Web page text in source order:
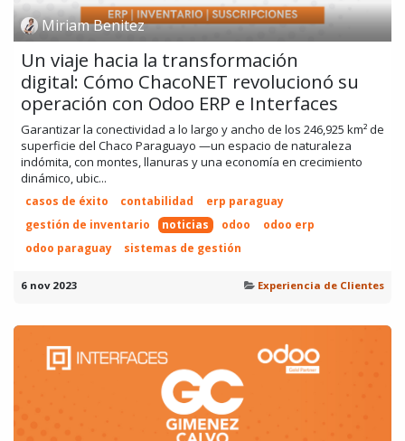
Miriam Benitez
Un viaje hacia la transformación
digital: Cómo ChacoNET revolucionó su
operación con Odoo ERP e Interfaces
Garantizar la conectividad a lo largo y ancho de los 246,925 km² de
superficie del Chaco Paraguayo —un espacio de naturaleza
indómita, con montes, llanuras y una economía en crecimiento
dinámico, ubic...
casos de éxito contabilidad
erp paraguay
gestión de inventario
noticias odoo
odoo erp
odoo paraguay
sistemas de gestión
6 nov 2023 Experiencia de Clientes